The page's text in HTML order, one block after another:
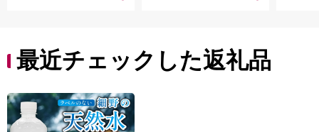
最近チェックした返礼品